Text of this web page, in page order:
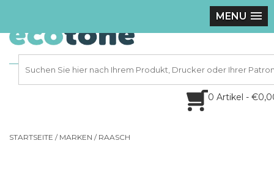
MENU
0 Artikel -
STARTSEITE / MARKEN / RAASCH